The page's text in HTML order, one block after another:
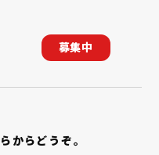
募集中
からどうぞ。